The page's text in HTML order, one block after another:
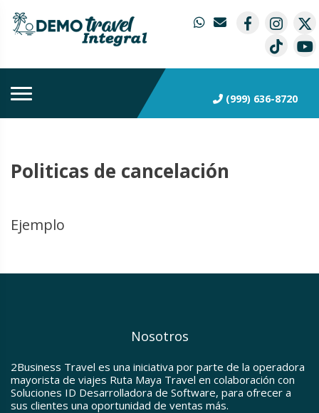
(999) 636-8720
Politicas de cancelación
Ejemplo
Nosotros
2Business Travel es una iniciativa por parte de la operadora
mayorista de viajes Ruta Maya Travel en colaboración con
Soluciones ID Desarrolladora de Software, para ofrecer a
sus clientes una oportunidad de ventas más.